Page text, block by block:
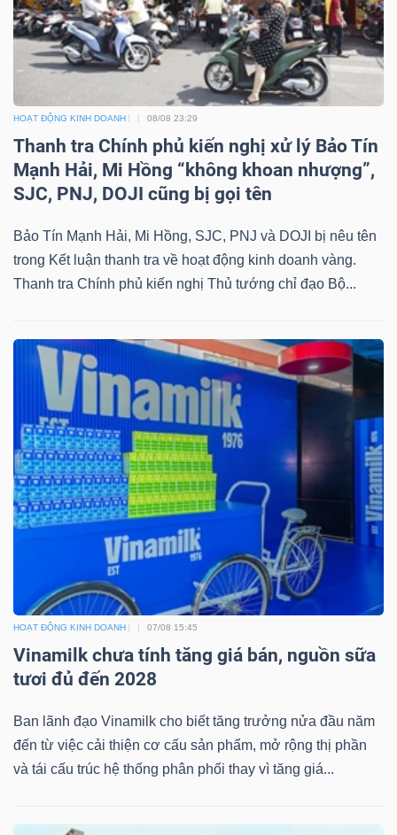
HOẠT ĐỘNG KINH DOANH 08/08 23:29
Thanh tra Chính phủ kiến nghị xử lý Bảo Tín
Mạnh Hải, Mi Hồng “không khoan nhượng”,
SJC, PNJ, DOJI cũng bị gọi tên
Bảo Tín Mạnh Hải, Mi Hồng, SJC, PNJ và DOJI bị nêu tên
trong Kết luận thanh tra về hoạt động kinh doanh vàng.
Thanh tra Chính phủ kiến nghị Thủ tướng chỉ đạo Bộ...
HOẠT ĐỘNG KINH DOANH 07/08 15:45
Vinamilk chưa tính tăng giá bán, nguồn sữa
tươi đủ đến 2028
Ban lãnh đạo Vinamilk cho biết tăng trưởng nửa đầu năm
đến từ việc cải thiện cơ cấu sản phẩm, mở rộng thị phần
và tái cấu trúc hệ thống phân phối thay vì tăng giá...
YẾU
TIÊU
DÙNG
THIẾT
YẾU
SỨC
KHỎE
TÀI
CHÍNH
CÔNG
THÔNG
TIN
VỤ